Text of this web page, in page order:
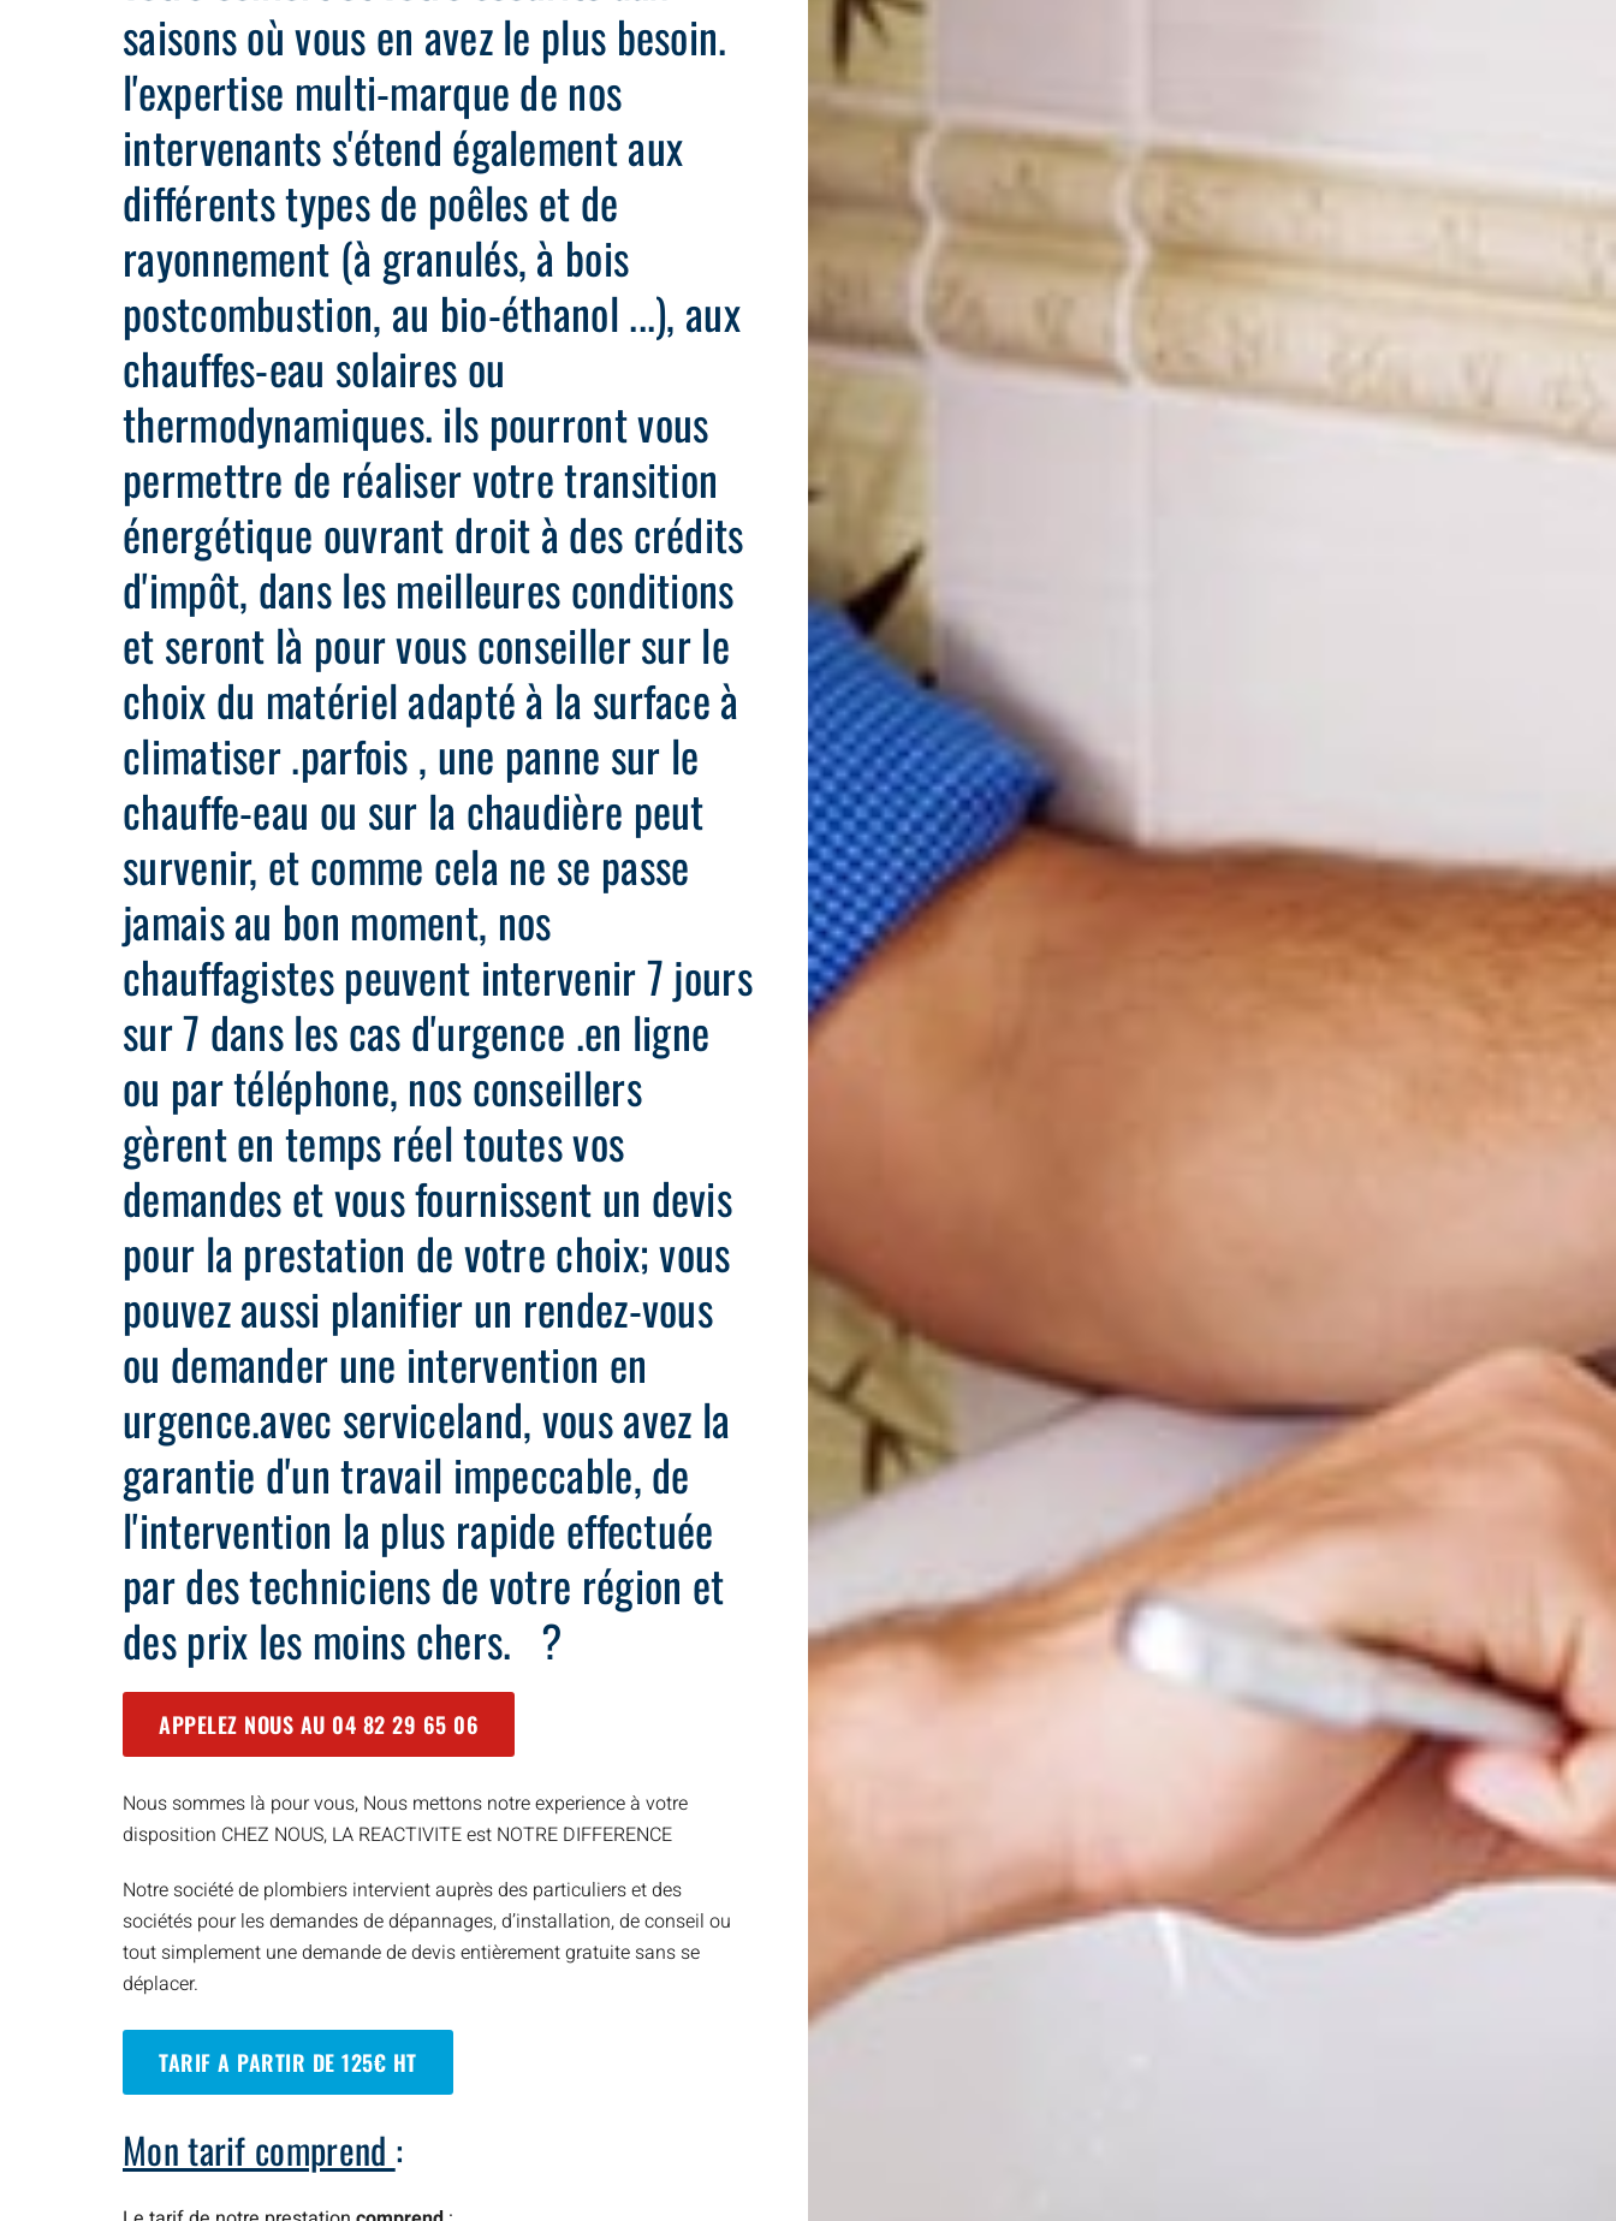
saisons où vous en avez le plus besoin.
l'expertise multi-marque de nos
intervenants s'étend également aux
différents types de poêles et de
rayonnement (à granulés, à bois
postcombustion, au bio-éthanol ...), aux
chauffes-eau solaires ou
thermodynamiques. ils pourront vous
permettre de réaliser votre transition
énergétique ouvrant droit à des crédits
d'impôt, dans les meilleures conditions
et seront là pour vous conseiller sur le
choix du matériel adapté à la surface à
climatiser .parfois , une panne sur le
chauffe-eau ou sur la chaudière peut
survenir, et comme cela ne se passe
jamais au bon moment, nos
chauffagistes peuvent intervenir 7 jours
sur 7 dans les cas d'urgence .en ligne
ou par téléphone, nos conseillers
gèrent en temps réel toutes vos
demandes et vous fournissent un devis
pour la prestation de votre choix; vous
pouvez aussi planifier un rendez-vous
ou demander une intervention en
urgence.avec serviceland, vous avez la
garantie d'un travail impeccable, de
l'intervention la plus rapide effectuée
par des techniciens de votre région et
des prix les moins chers. ?
APPELEZ NOUS AU 04 82 29 65 06
Nous sommes là pour vous, Nous mettons notre experience à votre
disposition CHEZ NOUS, LA REACTIVITE est NOTRE DIFFERENCE
Notre société de plombiers intervient auprès des particuliers et des
sociétés pour les demandes de dépannages, d’installation, de conseil ou
tout simplement une demande de devis entièrement gratuite sans se
déplacer.
TARIF A PARTIR DE 125€ HT
Mon tarif comprend :